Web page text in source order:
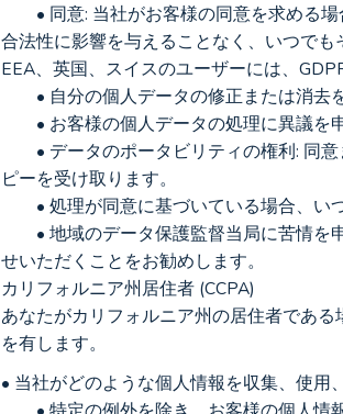
合法性に影響を与えることなく、いつでも
EEA、英国、スイスのユーザーには、
• 自分の個人データの修正または消去
• お客様の個人データの処理に異議
ピーを受け取ります。
• 処理が同意に基づいている場合、い
せいただくことをお勧めします。
カリフォルニア州居住者 (CCPA)
あなたがカリフォルニア州の居住者であ
を有します。
• 当社がどのような個人情報を収集、使用